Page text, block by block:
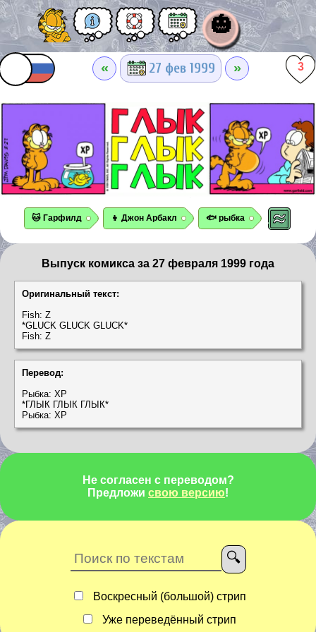
🎃
« 27 фев 1999 » 3
🐱 Гарфилд 👦 Джон Арбакл 🐟 рыбка
Выпуск комикса за 27 февраля 1999 года
Оригинальный текст:
Fish: Z
*GLUCK GLUCK GLUCK*
Fish: Z
Перевод:
Рыбка: ХР
*ГЛЫК ГЛЫК ГЛЫК*
Рыбка: ХР
Не согласен с переводом?
Предложи свою версию!
Воскресный (большой) стрип
Уже переведённый стрип